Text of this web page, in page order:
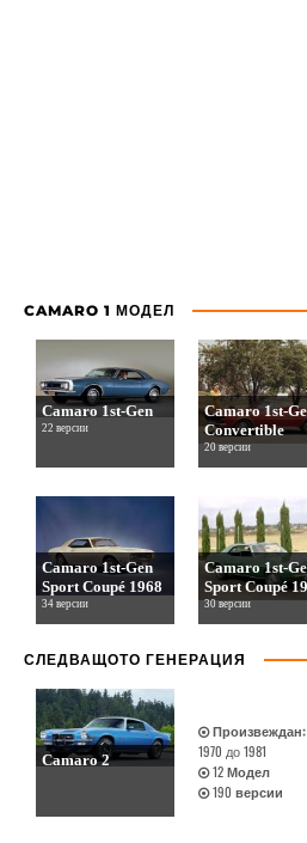
CAMARO 1 МОДЕЛ
Camaro 1st-Gen
22 версии
Camaro 1st-
Convertible
20 версии
Camaro 1st-Gen
Sport Coupé 1968
34 версии
Camaro 1st-
Sport Coupé
30 версии
СЛЕДВАЩОТО ГЕНЕРАЦИЯ
Camaro 2
Произвеждан:
1970 до 1981
12Модел
190 версии